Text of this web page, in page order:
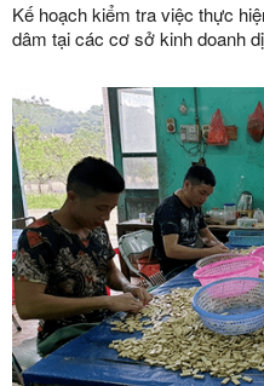
Kế hoạch kiểm tra việc thực
dâm tại các cơ sở kinh doanh